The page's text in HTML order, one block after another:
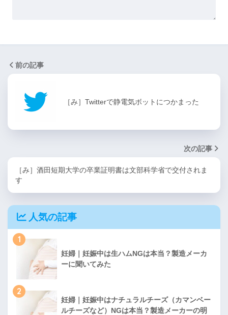
前の記事
［み］Twitterで静電気ボットにつかまった
次の記事
［み］酒田短期大学の卒業証明書は文部科学省で交付されま
す
人気の記事
1
妊婦｜妊娠中は生ハムNGは本当？製造メーカ
ーに聞いてみた
2
妊婦｜妊娠中はナチュラルチーズ（カマンベー
ルチーズなど）NGは本当？製造メーカーの明